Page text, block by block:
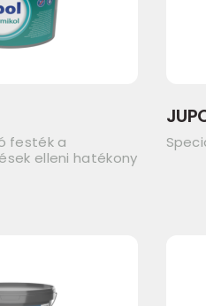
festék a
elleni hatékony